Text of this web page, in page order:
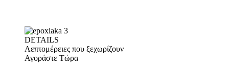
DETAILS
Λεπτομέρειες που ξεχωρίζουν
Αγοράστε Τώρα